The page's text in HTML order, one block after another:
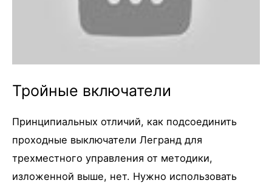
Тройные включатели
Принципиальных отличий, как подсоединить
проходные выключатели Легранд для
трехместного управления от методики,
изложенной выше, нет. Нужно использовать